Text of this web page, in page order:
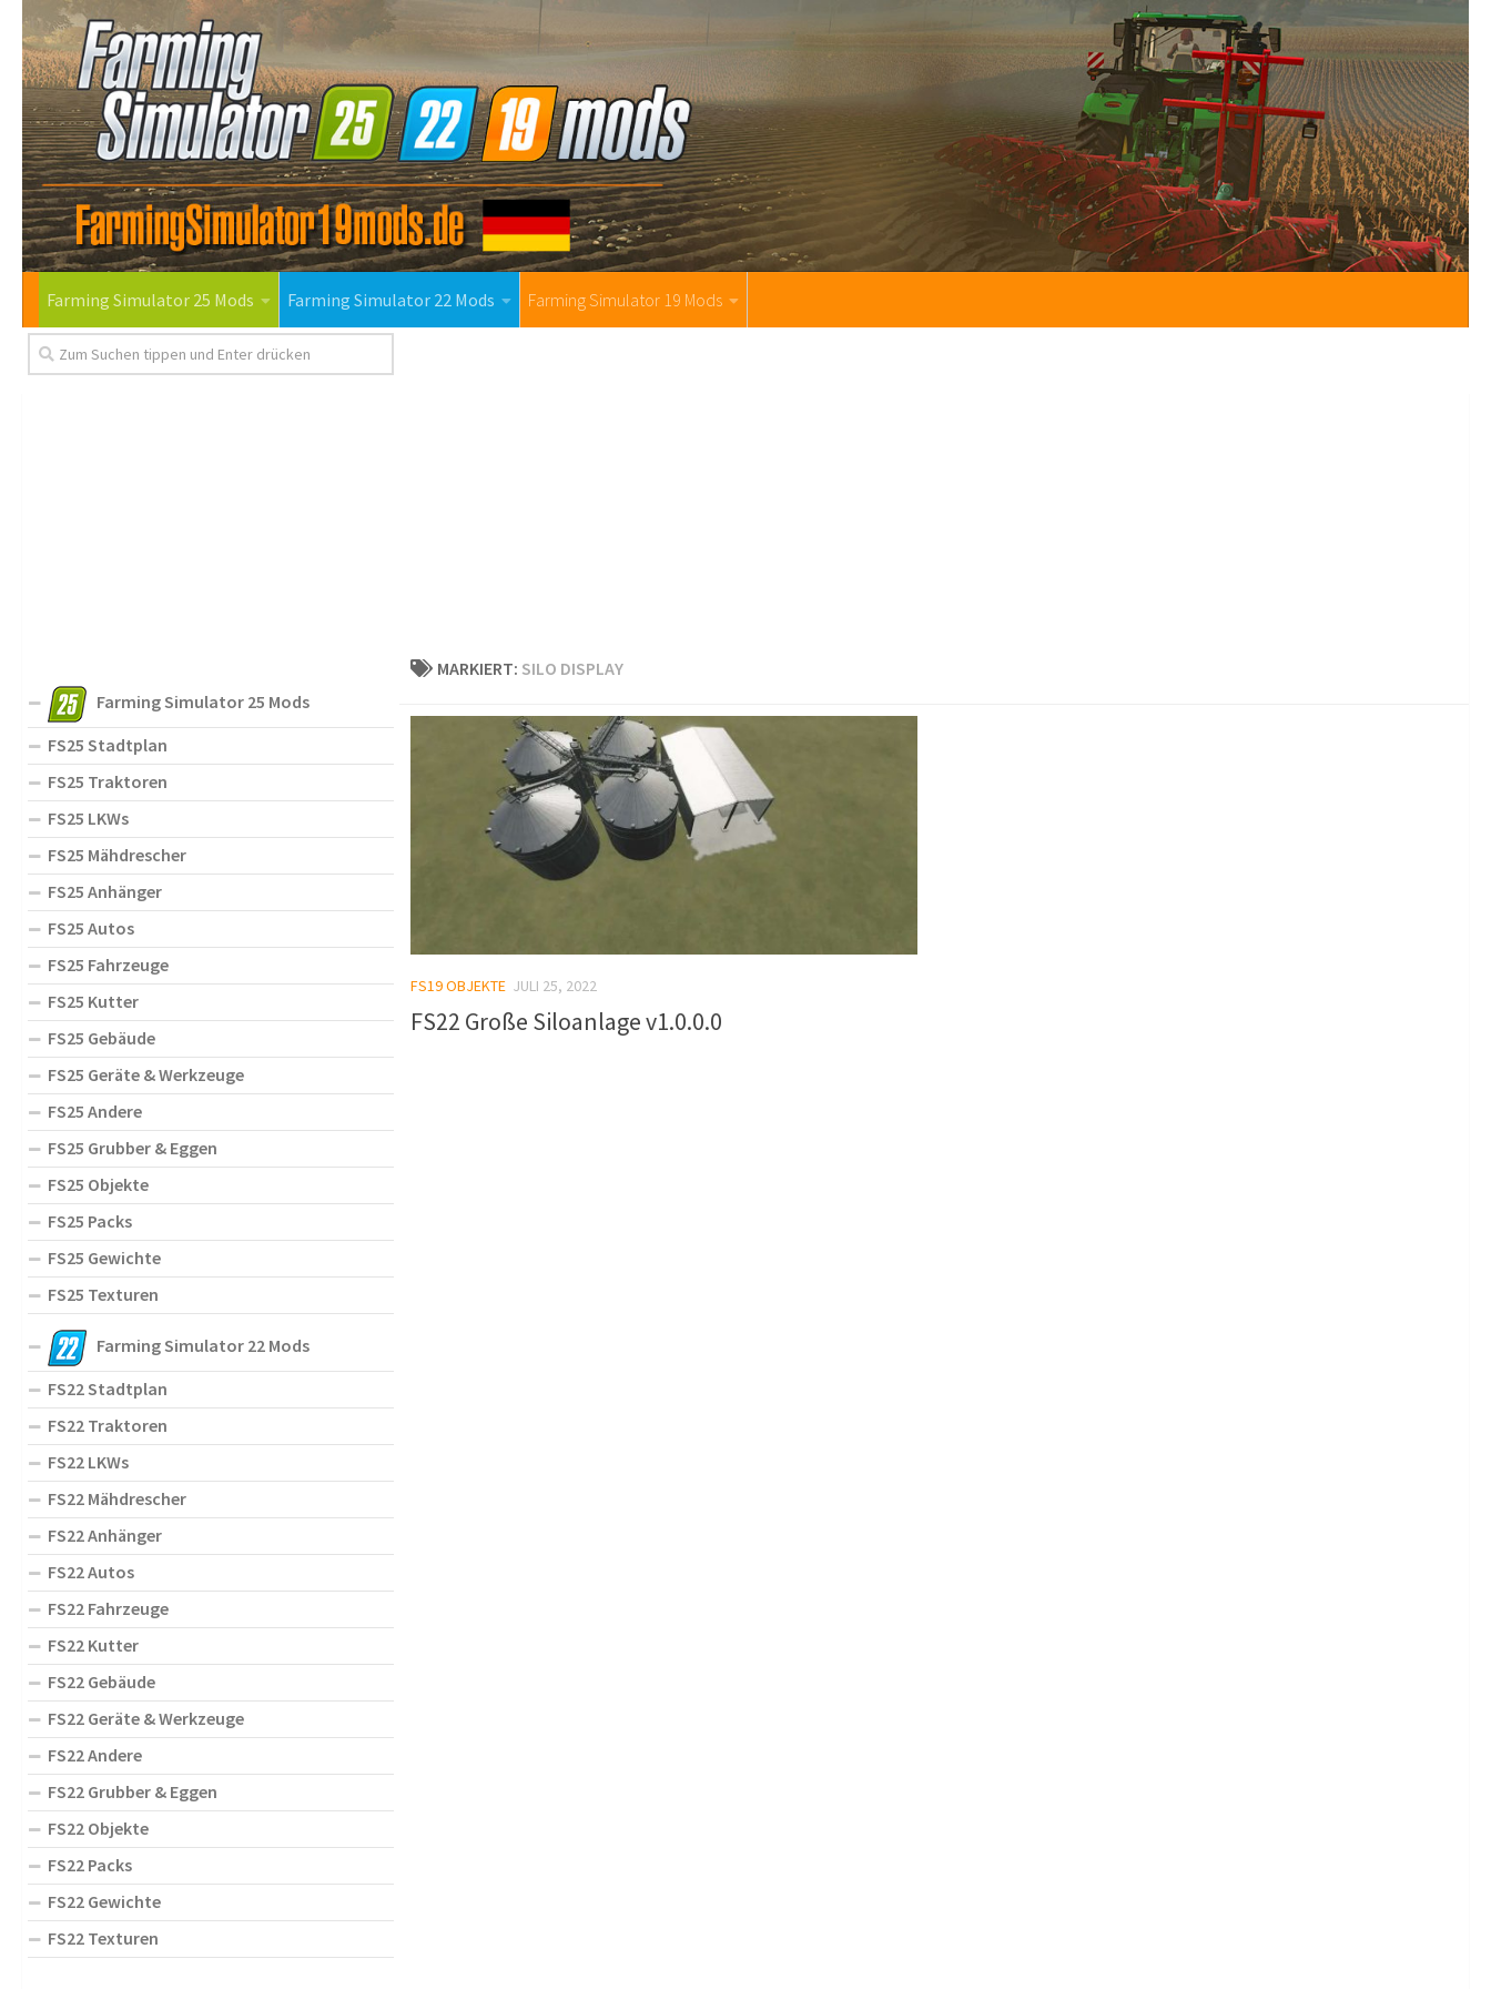
Farming Simulator 25 Mods Farming Simulator 22 Mods Farming Simulator 19 Mods
MARKIERT: SILO DISPLAY
FS19 OBJEKTE JULI 25, 2022
FS22 Große Siloanlage v1.0.0.0
Farming Simulator 25 Mods
FS25 Stadtplan
FS25 Traktoren
FS25 LKWs
FS25 Mähdrescher
FS25 Anhänger
FS25 Autos
FS25 Fahrzeuge
FS25 Kutter
FS25 Gebäude
FS25 Geräte & Werkzeuge
FS25 Andere
FS25 Grubber & Eggen
FS25 Objekte
FS25 Packs
FS25 Gewichte
FS25 Texturen
Farming Simulator 22 Mods
FS22 Stadtplan
FS22 Traktoren
FS22 LKWs
FS22 Mähdrescher
FS22 Anhänger
FS22 Autos
FS22 Fahrzeuge
FS22 Kutter
FS22 Gebäude
FS22 Geräte & Werkzeuge
FS22 Andere
FS22 Grubber & Eggen
FS22 Objekte
FS22 Packs
FS22 Gewichte
FS22 Texturen